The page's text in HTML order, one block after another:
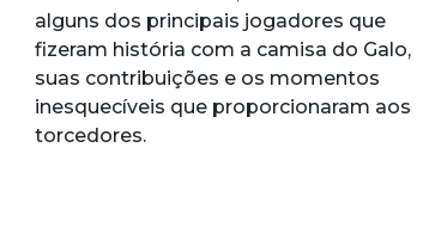
alguns dos principais jogadores que
fizeram história com a camisa do Galo,
suas contribuições e os momentos
inesquecíveis que proporcionaram aos
torcedores.